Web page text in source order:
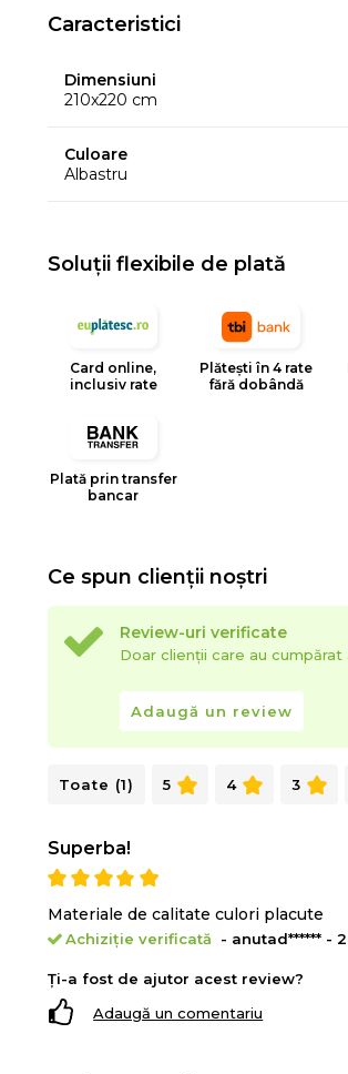
Caracteristici
Dimensiuni
210x220 cm
Culoare
Albastru
Soluții flexibile de plată
Card online,
inclusiv rate
Plătești în 4 rate
fără dobândă
Plată prin transfer
bancar
Ce spun clienții noștri
Review-uri verificate
Doar clienții care au
Adaugă un review
Toate (1) 5 4 3
Superba!
Materiale de calitate culori placute
Achiziție verificată - anutad****** -
Ți-a fost de ajutor acest review?
Adaugă un comentariu